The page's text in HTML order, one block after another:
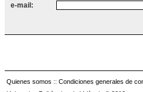
e-mail:
Quienes somos :: Condiciones generales de